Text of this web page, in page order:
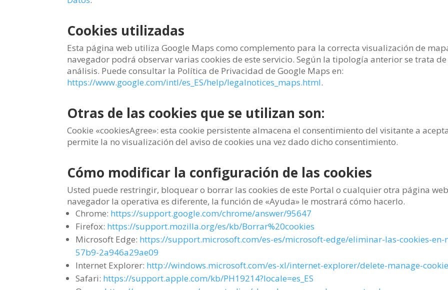
Cookies utilizadas
Esta página web utiliza Google Maps como complemento para la correcta visualización de
navegador podrá observar varias cookies de este servicio. Según la tipología anterior se trata
análisis. Puede consultar la Política de Privacidad de Google Maps en:
https://www.google.com/intl/es_ES/help/legalnotices_maps.html.
Otras de las cookies que se utilizan son:
Cookie «cookiesAgree»: esta cookie persistente almacena el consentimiento del visitante a
permite la no visualización del aviso de cookies una vez dado dicho consentimiento.
Cómo modificar la configuración de las cookies
Usted puede restringir, bloquear o borrar las cookies de este Portal o cualquier otra página
navegador la operativa es diferente, la función de «Ayuda» le mostrará cómo hacerlo.
Chrome: https://support.google.com/chrome/answer/95647
Firefox: https://support.mozilla.org/es/kb/Borrar%20cookies
Microsoft Edge: https://support.microsoft.com/es-es/microsoft-edge/eliminar-las-cookies-
57b9-2a946a29ae09
Internet Explorer: http://windows.microsoft.com/es-xl/internet-explorer/delete-manage-
Safari: https://support.apple.com/kb/PH19214?locale=es_ES